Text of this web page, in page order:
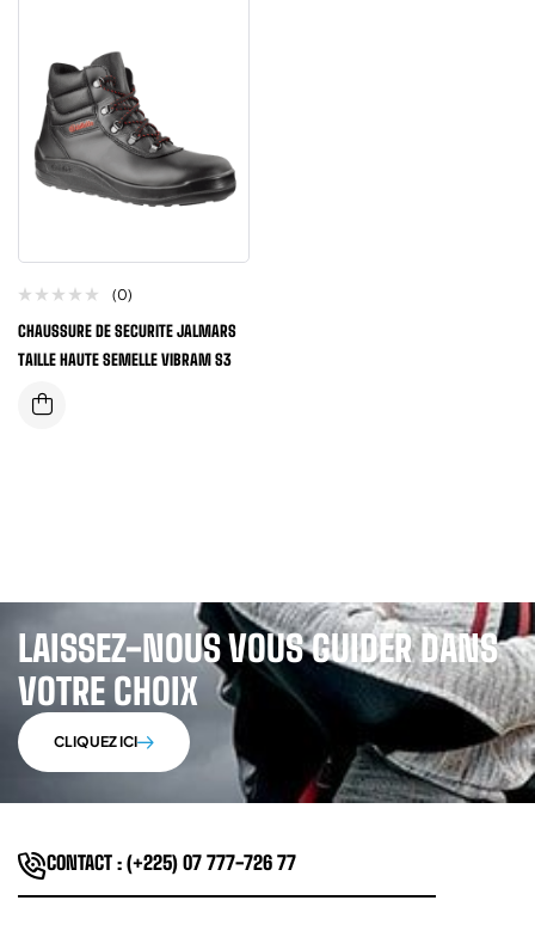
(0)
CHAUSSURE DE SECURITE JALMARS
TAILLE HAUTE SEMELLE VIBRAM S3
LAISSEZ-NOUS VOUS GUIDER DANS
VOTRE CHOIX
CLIQUEZ ICI
CONTACT : (+225) 07 777-726 77